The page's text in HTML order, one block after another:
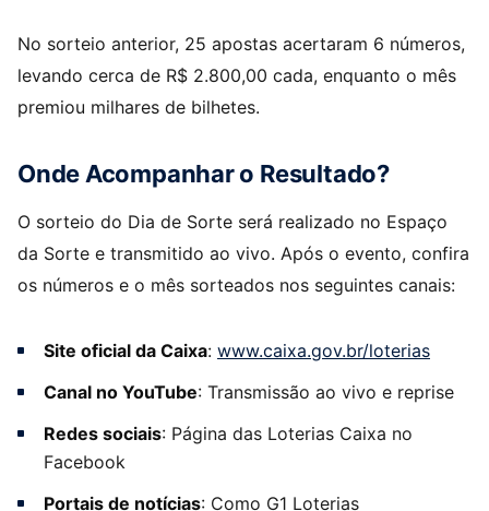
No sorteio anterior, 25 apostas acertaram 6 números,
levando cerca de R$ 2.800,00 cada, enquanto o mês
premiou milhares de bilhetes.
Onde Acompanhar o Resultado?
O sorteio do Dia de Sorte será realizado no Espaço
da Sorte e transmitido ao vivo. Após o evento, confira
os números e o mês sorteados nos seguintes canais:
Site oficial da Caixa: www.caixa.gov.br/loterias
Canal no YouTube: Transmissão ao vivo e reprise
Redes sociais: Página das Loterias Caixa no
Facebook
Portais de notícias: Como G1 Loterias